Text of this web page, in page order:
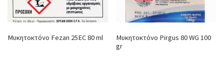
Μυκητοκτόνο Fezan 25EC 80 ml
Μυκητοκτόνο Pirgus 80 WG 100
gr